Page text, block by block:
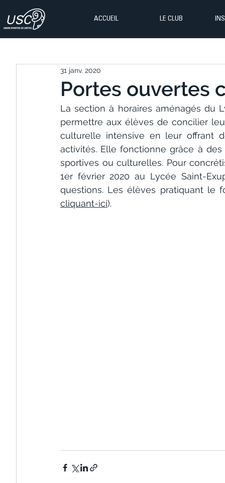
ACCUEIL LE CLUB
Portes ouvertes
31 janv. 2020
La section à horaires aménagés du
permettre aux élèves de concilier
culturelle intensive en leur offrant
activités. Elle fonctionne grâce à
sportives ou culturelles. Pour
1er février 2020 au Lycée Saint-
questions. Les élèves pratiquant le
cliquant-ici).